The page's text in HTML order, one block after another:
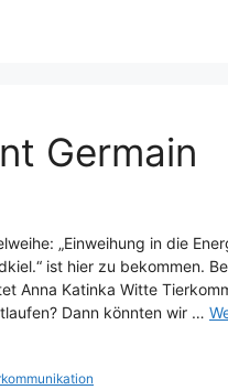
Germain
„Einweihung in die
ist hier zu bekommen.
Anna Katinka Witte
Dann könnten wir …